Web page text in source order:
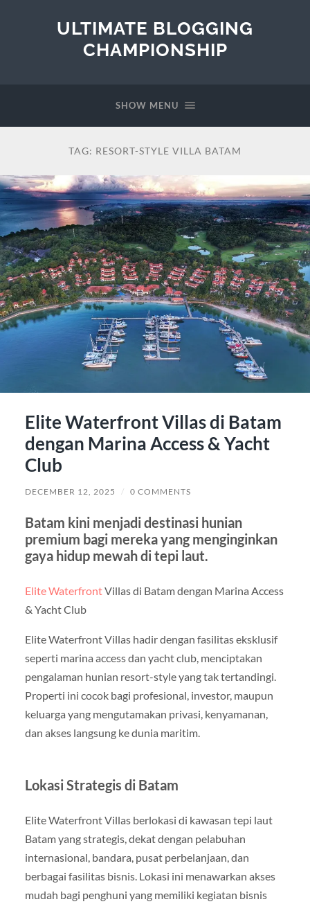
ULTIMATE BLOGGING
CHAMPIONSHIP
SHOW MENU
TAG: RESORT-STYLE VILLA BATAM
Elite Waterfront Villas di Batam
dengan Marina Access & Yacht
Club
DECEMBER 12, 2025 / 0 COMMENTS
Batam kini menjadi destinasi hunian
premium bagi mereka yang menginginkan
gaya hidup mewah di tepi laut.
Elite WaterfrontVillas di Batam dengan Marina Access
& Yacht Club
Elite Waterfront Villas hadir dengan fasilitas eksklusif
seperti marina access dan yacht club, menciptakan
pengalaman hunian resort-style yang tak tertandingi.
Properti ini cocok bagi profesional, investor, maupun
keluarga yang mengutamakan privasi, kenyamanan,
dan akses langsung ke dunia maritim.
Lokasi Strategis di Batam
Elite Waterfront Villas berlokasi di kawasan tepi laut
Batam yang strategis, dekat dengan pelabuhan
internasional, bandara, pusat perbelanjaan, dan
berbagai fasilitas bisnis. Lokasi ini menawarkan akses
mudah bagi penghuni yang memiliki kegiatan bisnis